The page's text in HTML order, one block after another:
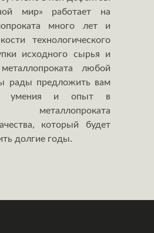
мир» работает на
много лет и
технологического
исходного сырья и
металлопроката любой
рады предложить вам
умения и опыт в
металлопроката
который будет
долгие годы.